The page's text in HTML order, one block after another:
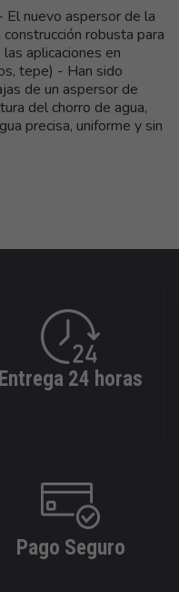
El nuevo aspersor de la
robusta para
aplicaciones en
tepe) - Han sido
de un aspersor de
del chorro de agua,
precisa, uniforme y sin
Entrega 24 horas
Pago Seguro